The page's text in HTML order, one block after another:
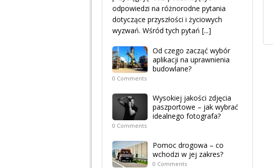
odpowiedzi na różnorodne pytania
dotyczące przyszłości i życiowych
wyzwań. Wśród tych pytań [...]
Od czego zacząć wybór
aplikacji na uprawnienia
budowlane?
0 Comments
Wysokiej jakości zdjęcia
paszportowe – jak wybrać
idealnego fotografa?
0 Comments
Pomoc drogowa – co
wchodzi w jej zakres?
0 Comments